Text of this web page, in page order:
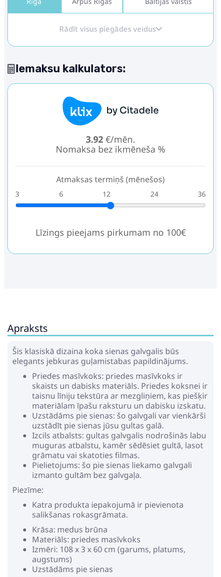
Rādīt visus piegādes veidus
Iemaksu kalkulators:
3.92 €/mēn.
Nomaksa bez ikmēneša %
Atmaksas termiņš (mēnešos)
3 6 12 24 36
Līzings pieejams pirkumam no 100€
Apraksts
Šis klasiskā dizaina koka sienas galvgalis būs
elegants jebkuras guļamistabas papildinājums.
Priedes masīvkoks: priedes masīvkoks ir
skaists un dabisks materiāls. Priedes koksnei ir
taisnu līniju tekstūra ar mezgliņiem, kas piešķir
materiālam īpašu raksturu un dabisku izskatu.
Uzstādāms pie sienas: šo galvgali var vienkārši
uzstādīt pie sienas jūsu gultas galā.
Izcils atbalsts: gultas galvgalis nodrošinās labu
muguras atbalstu, kamēr sēdēsiet gultā, lasot
grāmatu vai skatoties filmas.
Pielietojums: šo pie sienas liekamo galvgali
izmanto gultām bez galvgaļa.
Piezīme:
Katra produkta iepakojumā ir pievienota
salikšanas rokasgrāmata.
Krāsa: medus brūna
Materiāls: priedes masīvkoks
Izmēri: 108 x 3 x 60 cm (garums, platums,
augstums)
Uzstādāms pie sienas